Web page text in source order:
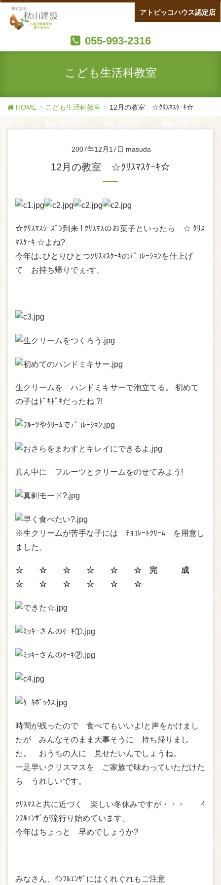
055-993-2316
アトピッコハウス認定店
こども生活科教室
HOME こども生活科教室 12月の教室 ☆ｸﾘｽﾏｽｹｰｷ☆
2007年12月17日 masuda
12月の教室 ☆ｸﾘｽﾏｽｹｰｷ☆
☆ｸﾘｽﾏｽｼｰｽﾞﾝ到来 ! ｸﾘｽﾏｽのお菓子といったら ☆ ｸﾘｽ
ﾏｽｹｰｷ ☆よね?
今年は､ひとりひとつｸﾘｽﾏｽｹｰｷのﾃﾞｺﾚｰｼｮﾝを仕上げ
て お持ち帰りでぇ-す。
生クリームを ハンドミキサーで泡立てる。 初めて
の子はﾄﾞｷﾄﾞｷだったね ?!
真ん中に フルーツとクリームをのせてみよう!
※生クリームが苦手な子には ﾁｮｺﾚｰﾄｸﾘｰﾑ を用意し
ました。
☆ ☆ ☆ ☆ ☆ ☆ 完 成
☆ ☆ ☆ ☆ ☆ ☆
時間が残ったので 食べてもいいよ!と声をかけまし
たが みんなそのまま大事そうに 持ち帰りまし
た。 おうちの人に 見せたいんでしょうね。
一足早いクリスマスを ご家族で味わっていただけた
ら うれしいです。
ｸﾘｽﾏｽと共に近づく 楽しい冬休みですが・・・ ｲ
ﾝﾌﾙｴﾝｻﾞが流行り始めています。
今年はちょっと 早めでしょうか?
みなさん、ｲﾝﾌﾙｴﾝｻﾞにはくれぐれもご注意